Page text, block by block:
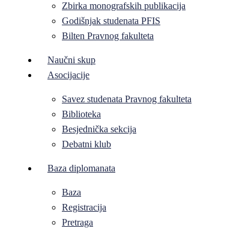
Zbirka monografskih publikacija
Godišnjak studenata PFIS
Bilten Pravnog fakulteta
Naučni skup
Asocijacije
Savez studenata Pravnog fakulteta
Biblioteka
Besjednička sekcija
Debatni klub
Baza diplomanata
Baza
Registracija
Pretraga